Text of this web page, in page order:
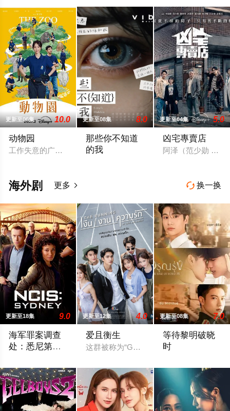
更新至06集 10.0
动物园
工作失意的广告公司创意总监朱欣葵（邵雨薇 饰）竟意外成为
更新至08集 8.0
那些你不知道
的我
更新至04集 5.0
凶宅專賣店
阿泽（范少勋 饰
 换一换
海外剧 更多 
更新至18集 9.0
海军罪案调查
处：悉尼第三
更新至12集 4.0
爱且衡生
这群被称为“Gen Me世代”的年轻人，在
更新至08集 7.0
等待黎明破晓
时